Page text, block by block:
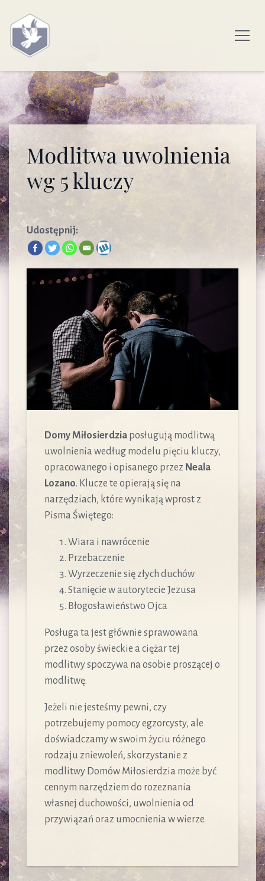
Modlitwa uwolnienia
wg 5 kluczy
Udostępnij:
Domy Miłosierdzia posługują modlitwą
uwolnienia według modelu pięciu kluczy,
opracowanego i opisanego przez Neala
Lozano. Klucze te opierają się na
narzędziach, które wynikają wprost z
Pisma Świętego:
Wiara i nawrócenie
Przebaczenie
Wyrzeczenie się złych duchów
Stanięcie w autorytecie Jezusa
Błogosławieństwo Ojca
Posługa ta jest głównie sprawowana
przez osoby świeckie a ciężar tej
modlitwy spoczywa na osobie proszącej o
modlitwę.
Jeżeli nie jesteśmy pewni, czy
potrzebujemy pomocy egzorcysty, ale
doświadczamy w swoim życiu różnego
rodzaju zniewoleń, skorzystanie z
modlitwy Domów Miłosierdzia może być
cennym narzędziem do rozeznania
własnej duchowości, uwolnienia od
przywiązań oraz umocnienia w wierze.